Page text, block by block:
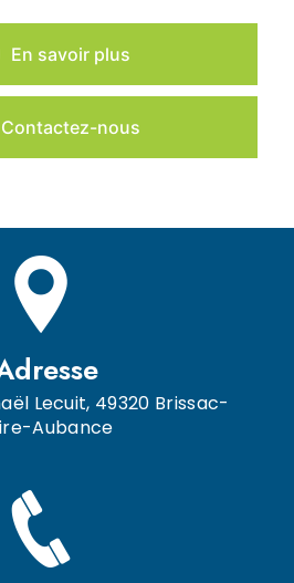
En savoir plus
Contactez-nous
Lecuit, 49320 Brissac-
Aubance